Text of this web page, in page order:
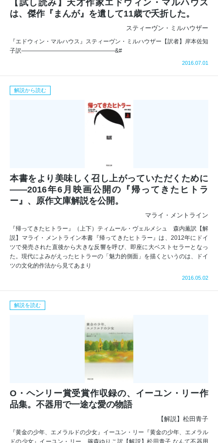
【試し読み】天才作家エドウィン・マルハウス
は、傑作『まんが』を遺して11歳で夭折した。
スティーヴン・ミルハウザー
『エドウィン・マルハウス』スティーヴン・ミルハウザー【訳者】岸本佐知
子訳————————————————&#
2016.07.01
解説から読む
本書をより美味しく召し上がっていただくために
――2016年6月映画公開の『帰ってきたヒトラ
ー』、原作文庫解説を公開。
マライ・メントライン
『帰ってきたヒトラー』（上下）ティムール・ヴェルメシュ 森内薫訳【解
説】マライ・メントライン本書『帰ってきたヒトラー』は、2012年にドイ
ツで発売された直後から大きな反響を呼び、即座に大ベストセラーとなっ
た。現代によみがえったヒトラーの「魅力的側面」を描くというのは、ドイ
ツの文化的作法から見てあまり
2016.05.02
解説を読む
O・ヘンリー賞受賞作収録の、イーユン・リー作
品集。不器用で一途な愛の物語
【解説】松田青子
『黄金の少年、エメラルドの少女』イーユン・リー『黄金の少年、エメラル
ドの少女』イーユン・リー 篠森ゆりこ訳【解説】松田青子 なんて不器用